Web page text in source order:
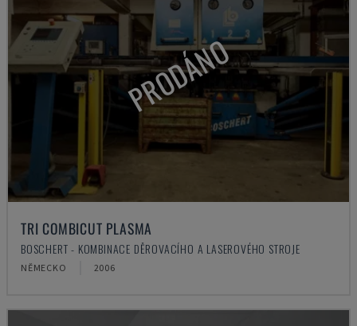
PRODÁNO
TRI COMBICUT PLASMA
BOSCHERT - KOMBINACE DĚROVACÍHO A LASEROVÉHO STROJE
NĚMECKO 2006